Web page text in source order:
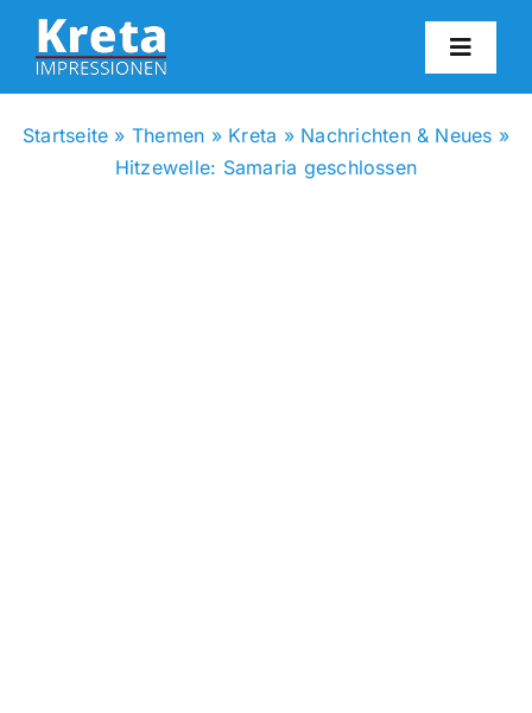
Zum
Inhalt
springen
Startseite » Themen » Kreta » Nachrichten & Neues »
Hitzewelle: Samaria geschlossen